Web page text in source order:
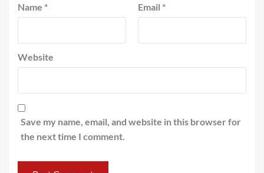
Name * Email *
Website
Save my name, email, and website in this browser for
the next time I comment.